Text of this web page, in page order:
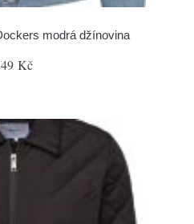
modrá džínovina
Kč